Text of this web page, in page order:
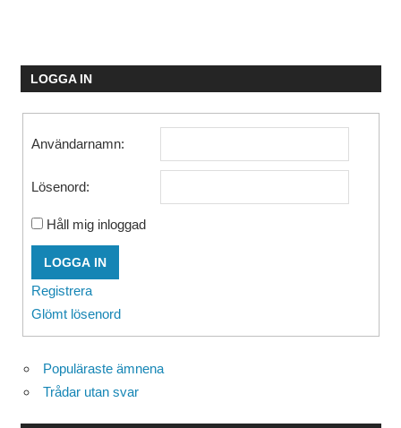
LOGGA IN
Användarnamn:
Lösenord:
Håll mig inloggad
LOGGA IN
Registrera
Glömt lösenord
Populäraste ämnena
Trådar utan svar